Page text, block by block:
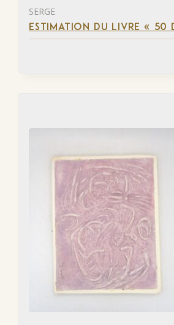
SERGE
ESTIMATION DU LIVRE « 50